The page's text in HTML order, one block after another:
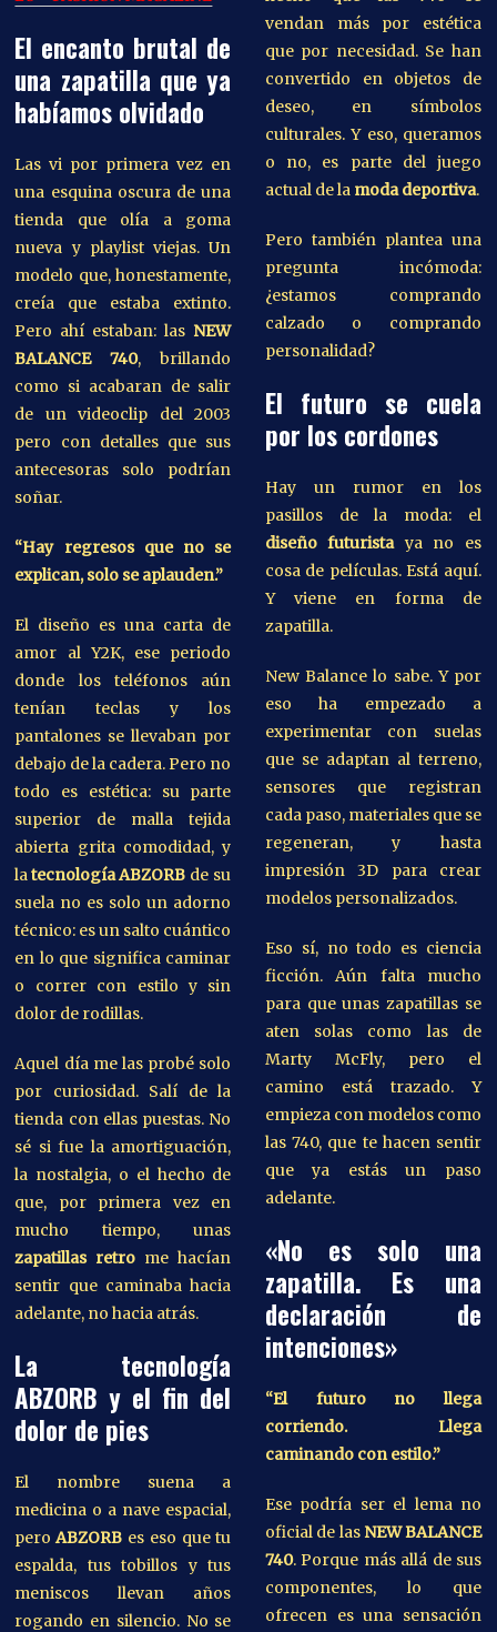
El encanto brutal de
una zapatilla que ya
habíamos olvidado
Las vi por primera vez en
una esquina oscura de una
tienda que olía a goma
nueva y playlist viejas. Un
modelo que, honestamente,
creía que estaba extinto.
Pero ahí estaban: las NEW
BALANCE 740, brillando
como si acabaran de salir
de un videoclip del 2003
pero con detalles que sus
antecesoras solo podrían
soñar.
“Hay regresos que no se
explican, solo se aplauden.”
El diseño es una carta de
amor al Y2K, ese periodo
donde los teléfonos aún
tenían teclas y los
pantalones se llevaban por
debajo de la cadera. Pero no
todo es estética: su parte
superior de malla tejida
abierta grita comodidad, y
latecnología ABZORB de su
suela no es solo un adorno
técnico: es un salto cuántico
en lo que significa caminar
o correr con estilo y sin
dolor de rodillas.
Aquel día me las probé solo
por curiosidad. Salí de la
tienda con ellas puestas. No
sé si fue la amortiguación,
la nostalgia, o el hecho de
que, por primera vez en
mucho tiempo, unas
zapatillas retro me hacían
sentir que caminaba hacia
adelante, no hacia atrás.
La tecnología
ABZORB y el fin del
dolor de pies
El nombre suena a
medicina o a nave espacial,
peroABZORB es eso que tu
espalda, tus tobillos y tus
meniscos llevan años
rogando en silencio. No se
vendan más por estética
que por necesidad. Se han
convertido en objetos de
deseo, en símbolos
culturales. Y eso, queramos
o no, es parte del juego
actual de la moda deportiva.
Pero también plantea una
pregunta incómoda:
¿estamos comprando
calzado o comprando
personalidad?
El futuro se cuela
por los cordones
Hay un rumor en los
pasillos de la moda: el
diseño futuristaya no es
cosa de películas. Está aquí.
Y viene en forma de
zapatilla.
New Balance lo sabe. Y por
eso ha empezado a
experimentar con suelas
que se adaptan al terreno,
sensores que registran
cada paso, materiales que se
regeneran, y hasta
impresión 3D para crear
modelos personalizados.
Eso sí, no todo es ciencia
ficción. Aún falta mucho
para que unas zapatillas se
aten solas como las de
Marty McFly, pero el
camino está trazado. Y
empieza con modelos como
las 740, que te hacen sentir
que ya estás un paso
adelante.
«No es solo una
zapatilla. Es una
declaración de
intenciones»
“El futuro no llega
corriendo. Llega
caminando con estilo.”
Ese podría ser el lema no
oficial de las NEW BALANCE
740. Porque más allá de sus
componentes, lo que
ofrecen es una sensación